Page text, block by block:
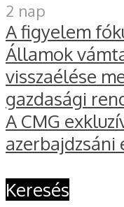
2 nap
A figyelem
Államok
visszaélése
gazdasági
A CMG
azerbajdzsáni
Keresés